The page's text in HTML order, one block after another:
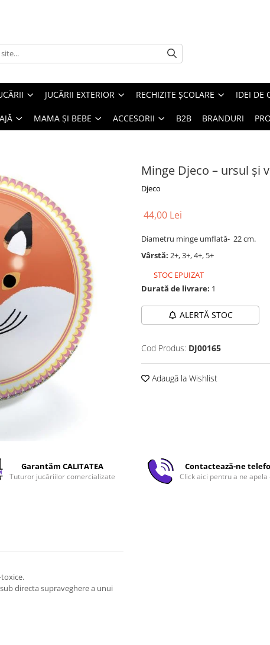
JUCĂRII EXTERIOR RECHIZITE ȘCOLARE IDEI DE
MAMA ȘI BEBE ACCESORII B2B BRANDURI
Minge Djeco – ursul și
Djeco
44,00 Lei
Diametru minge umflată- 22 cm.
Vârstă: 2+, 3+, 4+, 5+
STOC EPUIZAT
Durată de livrare: 1
ALERTĂ STOC
Cod Produs: DJ00165
Adaugă la Wishlist
Garantăm CALITATEA
Tuturor jucăriilor comercializate
Contactează-ne
Click aici pentru a ne apela
directa supraveghere a unui